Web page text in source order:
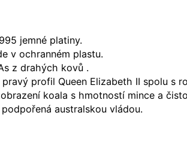
jemné platiny.
v ochranném plastu.
z drahých kovů .
profil Queen Elizabeth II spolu s
koala s hmotností mince a
australskou vládou.